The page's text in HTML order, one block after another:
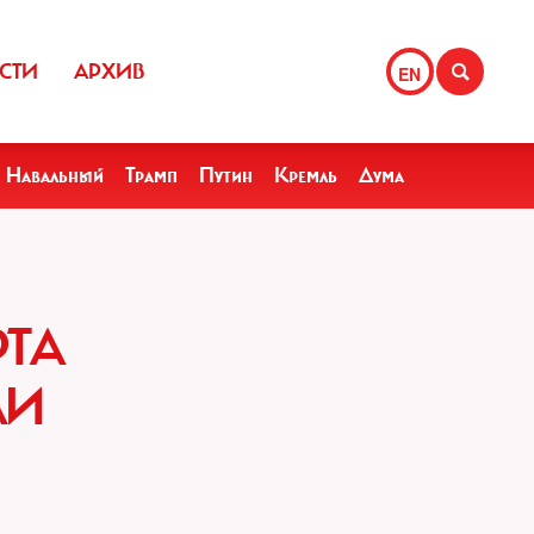
EN
АРХИВ
Навальный Трамп Путин Кремль Дума